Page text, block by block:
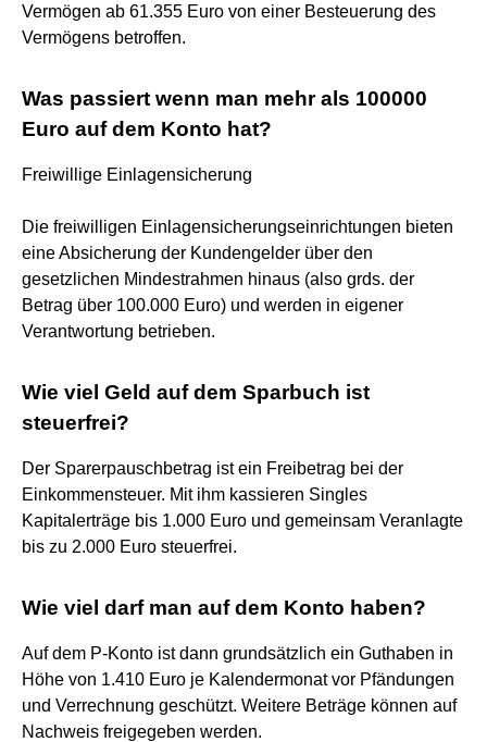
Vermögen ab 61.355 Euro von einer Besteuerung des
Vermögens betroffen.
Was passiert wenn man mehr als 100000
Euro auf dem Konto hat?
Freiwillige Einlagensicherung
Die freiwilligen Einlagensicherungseinrichtungen bieten
eine Absicherung der Kundengelder über den
gesetzlichen Mindestrahmen hinaus (also grds. der
Betrag über 100.000 Euro) und werden in eigener
Verantwortung betrieben.
Wie viel Geld auf dem Sparbuch ist
steuerfrei?
Der Sparerpauschbetrag ist ein Freibetrag bei der
Einkommensteuer. Mit ihm kassieren Singles
Kapitalerträge bis 1.000 Euro und gemeinsam Veranlagte
bis zu 2.000 Euro steuerfrei.
Wie viel darf man auf dem Konto haben?
Auf dem P-Konto ist dann grundsätzlich ein Guthaben in
Höhe von 1.410 Euro je Kalendermonat vor Pfändungen
und Verrechnung geschützt. Weitere Beträge können auf
Nachweis freigegeben werden.